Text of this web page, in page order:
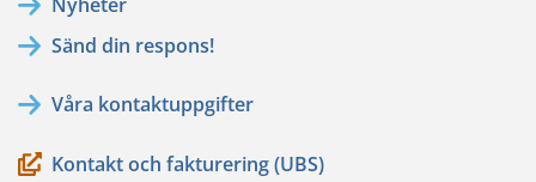
Sänd din respons!
Våra kontaktuppgifter
Kontakt och fakturering (UBS)